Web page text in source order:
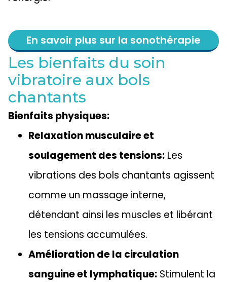
En savoir plus sur la sonothérapie
Les bienfaits du soin
vibratoire aux bols
chantants
Bienfaits physiques:
Relaxation musculaire et
soulagement des tensions: Les
vibrations des bols chantants agissent
comme un massage interne,
détendant ainsi les muscles et libérant
les tensions accumulées.
Amélioration de la circulation
sanguine et lymphatique: Stimulent la